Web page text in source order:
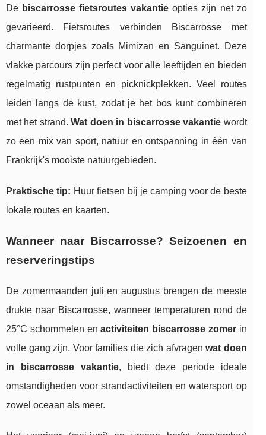
De biscarrosse fietsroutes vakantie opties zijn net zo
gevarieerd. Fietsroutes verbinden Biscarrosse met
charmante dorpjes zoals Mimizan en Sanguinet. Deze
vlakke parcours zijn perfect voor alle leeftijden en bieden
regelmatig rustpunten en picknickplekken. Veel routes
leiden langs de kust, zodat je het bos kunt combineren
met het strand.Wat doen in biscarrosse vakantie wordt
zo een mix van sport, natuur en ontspanning in één van
Frankrijk's mooiste natuurgebieden.
Praktische tip: Huur fietsen bij je camping voor de beste
lokale routes en kaarten.
Wanneer naar Biscarrosse? Seizoenen en
reserveringstips
De zomermaanden juli en augustus brengen de meeste
drukte naar Biscarrosse, wanneer temperaturen rond de
25°C schommelen enactiviteiten biscarrosse zomerin
volle gang zijn. Voor families die zich afvragenwat doen
in biscarrosse vakantie, biedt deze periode ideale
omstandigheden voor strandactiviteiten en watersport op
zowel oceaan als meer.